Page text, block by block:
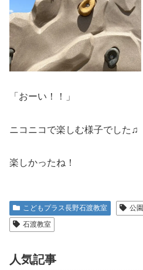
「おーい！！」
ニコニコで楽しむ様子でした♫
楽しかったね！
こどもプラス長野石渡教室 公園
石渡教室
人気記事